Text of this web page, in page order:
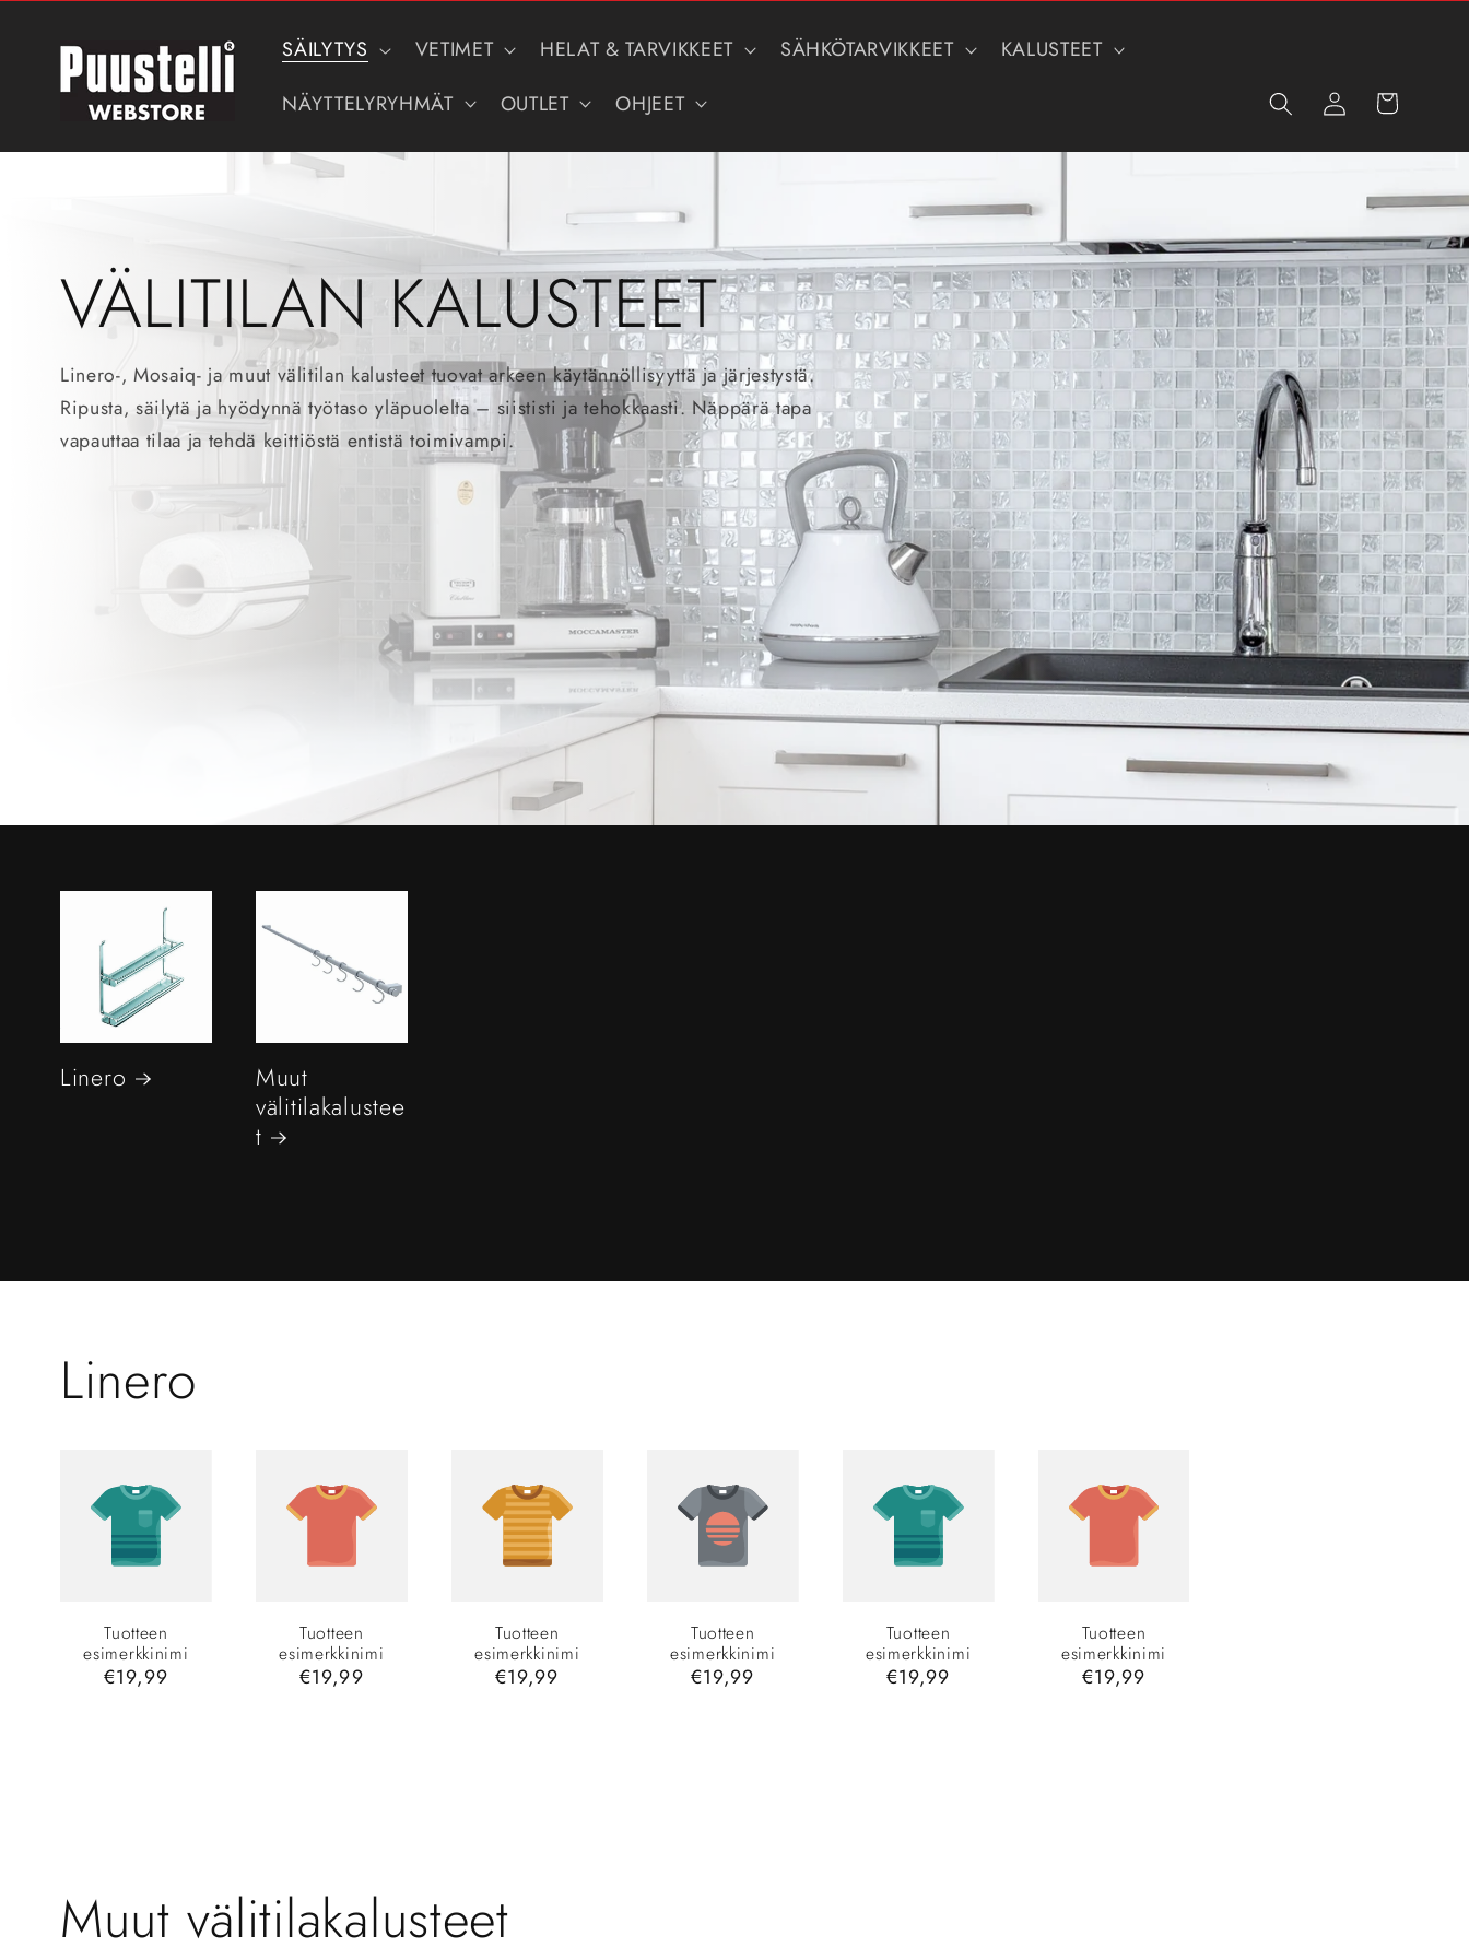
Ohita ja
sisältöön SÄILYTYS VETIMET HELAT & TARVIKKEET SÄHKÖTARVIKKEET
KALUSTEET
NÄYTTELYRYHMÄT
OUTLET OHJEET
Kirjaudu
sisään
Ostoskori
VÄLITILAN KALUSTEET
Linero-, Mosaiq- ja muut välitilan kalusteet tuovat arkeen käytännöllisyyttä ja järjestystä.
Ripusta, säilytä ja hyödynnä työtaso yläpuolelta – siististi ja tehokkaasti. Näppärä tapa
vapauttaa tilaa ja tehdä keittiöstä entistä toimivampi.
Linero
Muut
välitilakalustee
t
Linero
Tuotteen
esimerkkinimi
Normaalihinta
€19,99
Tuotteen
esimerkkinimi
Normaalihinta
€19,99
Tuotteen
esimerkkinimi
Normaalihinta
€19,99
Tuotteen
esimerkkinimi
Normaalihinta
€19,99
Tuotteen
esimerkkinimi
Normaalihinta
€19,99
Tuotteen
esimerkkinimi
Normaalihinta
€19,99
Muut välitilakalusteet